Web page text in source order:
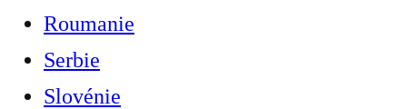
Roumanie
Serbie
Slovénie